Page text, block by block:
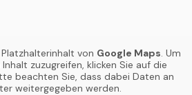
von Google Maps. Um
zuzugreifen, klicken Sie auf die
beachten Sie, dass dabei Daten an
weitergegeben werden.